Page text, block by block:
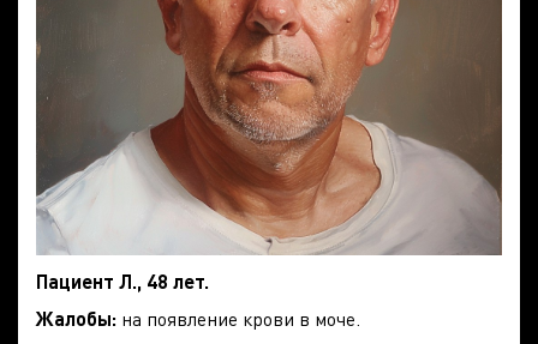
Пациент Л., 48 лет.
Жалобы: на появление крови в моче.